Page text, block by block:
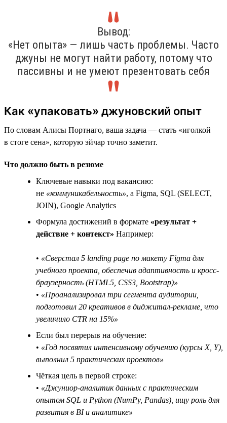
Вывод:
«Нет опыта» — лишь часть проблемы. Часто
джуны не могут найти работу, потому что
пассивны и не умеют презентовать себя
Как «упаковать» джуновский опыт
По словам Алисы Портнаго, ваша задача — стать «иголкой
в стоге сена», которую эйчар точно заметит.
Что должно быть в резюме
Ключевые навыки под вакансию:
не «коммуникабельность», а Figma, SQL (SELECT,
JOIN), Google Analytics
Формула достижений в формате «результат +
действие + контекст» Например:
• «Сверстал 5 landing page по макету Figma для
учебного проекта, обеспечив адаптивность и кросс-
браузерность (HTML5, CSS3, Bootstrap)»
• «Проанализировал три сегмента аудитории,
подготовил 20 креативов в диджитал-рекламе, что
увеличило CTR на 15%»
Если был перерыв на обучение:
• «Год посвятил интенсивному обучению (курсы X, Y),
выполнил 5 практических проектов»
Чёткая цель в первой строке:
• «Джуниор-аналитик данных с практическим
опытом SQL и Python (NumPy, Pandas), ищу роль для
развития в BI и аналитике»